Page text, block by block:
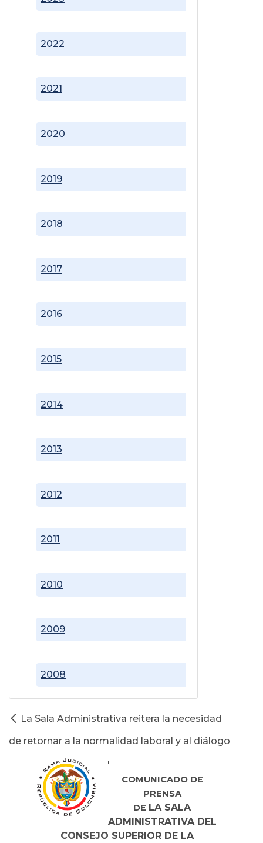
2008
2009
2010
2011
2012
2013
2014
2015
2016
2017
2018
2019
2020
2021
2022
La Sala Administrativa reitera la necesidad
de retornar a la normalidad laboral y al diálogo
'
COMUNICADO DE
PRENSA
DE LA SALA
ADMINISTRATIVA DEL
CONSEJO SUPERIOR DE LA